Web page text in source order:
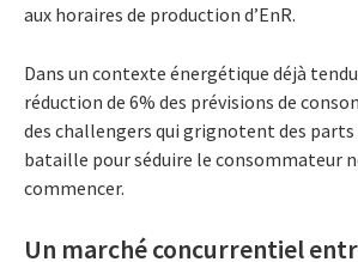
aux horaires de production d’EnR.
Dans un contexte énergétique déjà
réduction de 6% des prévisions de
des challengers qui grignotent des parts
bataille pour séduire le consommateur
commencer.
Un marché concurrentiel